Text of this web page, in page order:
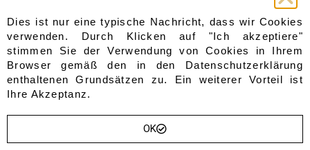
Home
Shop
Blog
Über Uns
Gesteppt
Gepolstert
aus Holz
aus Metall
Truhen
Garderoben
Beistelltische
Dies ist nur eine typische Nachricht, dass wir Cookies
verwenden. Durch Klicken auf "Ich akzeptiere"
stimmen Sie der Verwendung von Cookies in Ihrem
Browser gemäß den in den Datenschutzerklärung
enthaltenen Grundsätzen zu. Ein weiterer Vorteil ist
Ihre Akzeptanz.
OK